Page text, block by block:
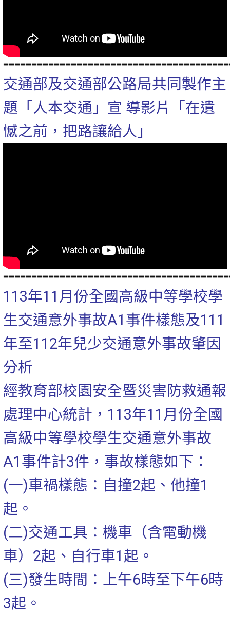
交通部及交通部公路局共同製作主
題「人本交通」宣 導影片「在遺
憾之前，把路讓給人」
113年11月份全國高級中等學校學
生交通意外事故A1事件樣態及111
年至112年兒少交通意外事故肇因
分析
經教育部校園安全暨災害防救通報
處理中心統計，113年11月份全國
高級中等學校學生交通意外事故
A1事件計3件，事故樣態如下：
(一)車禍樣態：自撞2起、他撞1
起。
(二)交通工具：機車（含電動機
車）2起、自行車1起。
(三)發生時間：上午6時至下午6時
3起。